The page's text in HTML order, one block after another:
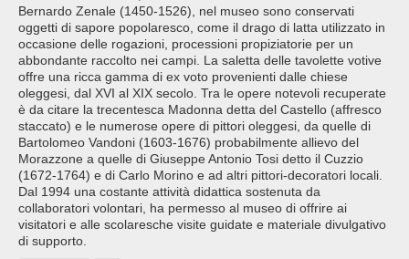
Bernardo Zenale (1450-1526), nel museo sono conservati
oggetti di sapore popolaresco, come il drago di latta utilizzato in
occasione delle rogazioni, processioni propiziatorie per un
abbondante raccolto nei campi. La saletta delle tavolette votive
offre una ricca gamma di ex voto provenienti dalle chiese
oleggesi, dal XVI al XIX secolo. Tra le opere notevoli recuperate
è da citare la trecentesca Madonna detta del Castello (affresco
staccato) e le numerose opere di pittori oleggesi, da quelle di
Bartolomeo Vandoni (1603-1676) probabilmente allievo del
Morazzone a quelle di Giuseppe Antonio Tosi detto il Cuzzio
(1672-1764) e di Carlo Morino e ad altri pittori-decoratori locali.
Dal 1994 una costante attività didattica sostenuta da
collaboratori volontari, ha permesso al museo di offrire ai
visitatori e alle scolaresche visite guidate e materiale divulgativo
di supporto.